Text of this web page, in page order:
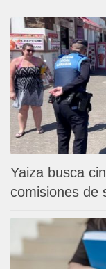
Yaiza busca
comisiones de